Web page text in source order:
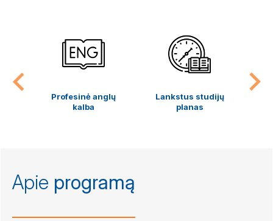
Profesinė anglų
kalba
Lankstus studijų
planas
Apie programą